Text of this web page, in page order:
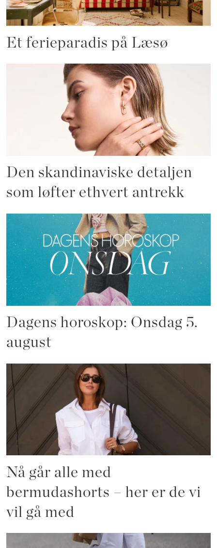
Et ferieparadis på Læsø
Den skandinaviske detaljen
som løfter ethvert antrekk
Dagens horoskop: Onsdag 5.
august
Nå går alle med
bermudashorts – her er de vi
vil gå med